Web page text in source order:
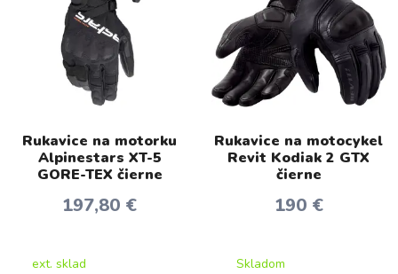
Rukavice na motorku
Alpinestars XT-5
GORE-TEX čierne
197,80 €
ext. sklad
Rukavice na motocykel
Revit Kodiak 2 GTX
čierne
190 €
Skladom